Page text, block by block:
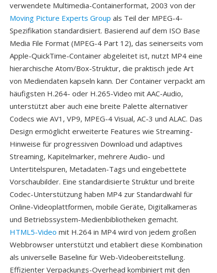
verwendete Multimedia-Containerformat, 2003 von der
Moving Picture Experts Group als Teil der MPEG-4-
Spezifikation standardisiert. Basierend auf dem ISO Base
Media File Format (MPEG-4 Part 12), das seinerseits vom
Apple-QuickTime-Container abgeleitet ist, nutzt MP4 eine
hierarchische Atom/Box-Struktur, die praktisch jede Art
von Mediendaten kapseln kann. Der Container verpackt am
häufigsten H.264- oder H.265-Video mit AAC-Audio,
unterstützt aber auch eine breite Palette alternativer
Codecs wie AV1, VP9, MPEG-4 Visual, AC-3 und ALAC. Das
Design ermöglicht erweiterte Features wie Streaming-
Hinweise für progressiven Download und adaptives
Streaming, Kapitelmarker, mehrere Audio- und
Untertitelspuren, Metadaten-Tags und eingebettete
Vorschaubilder. Eine standardisierte Struktur und breite
Codec-Unterstützung haben MP4 zur Standardwahl für
Online-Videoplattformen, mobile Geräte, Digitalkameras
und Betriebssystem-Medienbibliotheken gemacht.
HTML5-Video mit H.264 in MP4 wird von jedem großen
Webbrowser unterstützt und etabliert diese Kombination
als universelle Baseline für Web-Videobereitstellung.
Effizienter Verpackungs-Overhead kombiniert mit den